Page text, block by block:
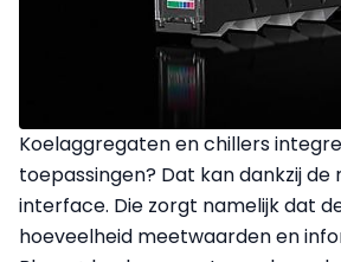
Koelaggregaten en chillers
toepassingen? Dat kan dankzij de
interface. Die zorgt namelijk dat
hoeveelheid meetwaarden en